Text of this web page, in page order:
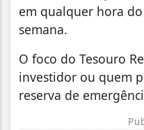
em qualquer hora
semana.
O foco do Tesouro
investidor ou quem
reserva de